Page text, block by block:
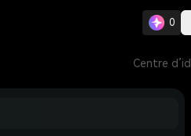
0
Centre